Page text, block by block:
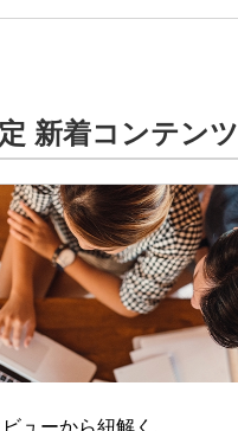
新着コンテンツ
ューから紐解く、